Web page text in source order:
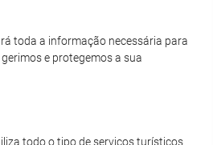
toda a informação necessária para
e protegemos a sua
todo o tipo de serviços turísticos